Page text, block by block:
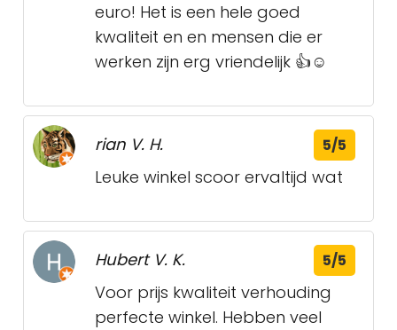
euro! Het is een hele goed
kwaliteit en en mensen die er
werken zijn erg vriendelijk 👍☺️
rian V. H. 5/5
Leuke winkel scoor ervaltijd wat
Hubert V. K. 5/5
Voor prijs kwaliteit verhouding
perfecte winkel. Hebben veel